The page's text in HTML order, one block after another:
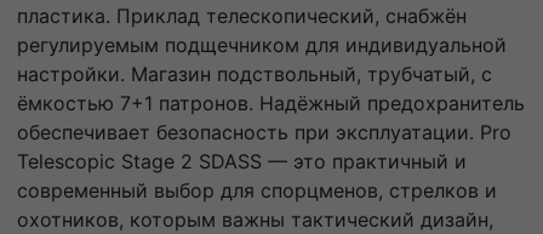
пластика. Приклад телескопический, снабжён
регулируемым подщечником для индивидуальной
настройки. Магазин подствольный, трубчатый, с
ёмкостью 7+1 патронов. Надёжный предохранитель
обеспечивает безопасность при эксплуатации. Pro
Telescopic Stage 2 SDASS — это практичный и
современный выбор для спорцменов, стрелков и
охотников, которым важны тактический дизайн,